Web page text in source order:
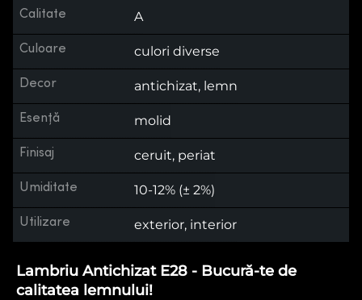
Calitate A
Culoare culori diverse
Decor antichizat, lemn
Esență molid
Finisaj ceruit, periat
Umiditate 10-12% (± 2%)
Utilizare exterior, interior
Lambriu Antichizat E28 - Bucură-te de
calitatea lemnului!